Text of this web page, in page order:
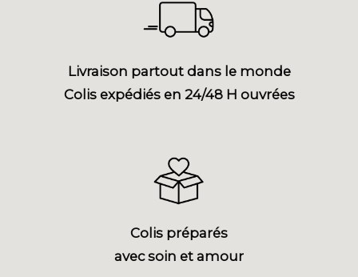
Livraison partout dans le monde
Colis expédiés en 24/48 H ouvrées
Colis préparés
avec soin et amour